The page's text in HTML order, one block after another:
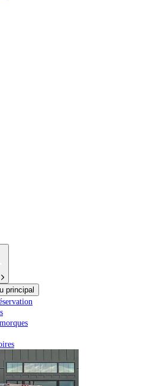
principal